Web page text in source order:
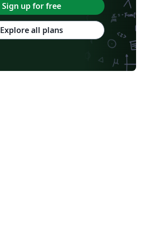
Sign up for free
Explore all plans